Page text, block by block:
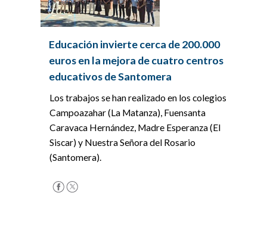
Educación invierte cerca de 200.000
euros en la mejora de cuatro centros
educativos de Santomera
Los trabajos se han realizado en los colegios
Campoazahar (La Matanza), Fuensanta
Caravaca Hernández, Madre Esperanza (El
Siscar) y Nuestra Señora del Rosario
(Santomera).